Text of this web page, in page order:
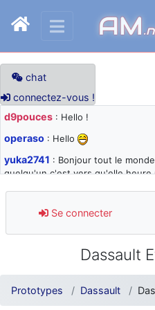
AM
chat
connectez-vous !
d9pouces : Hello !
operaso : Hello
yuka2741 : Bonjour tout le
quelqu'un c'est vers qu'elle
d9pouces: désolé pour les
jours : je teste des méthodes
: Super, la nouvelle
d9pouces
: je suis un
comprendre
Se connecter
Dassault
Prototypes Dassault